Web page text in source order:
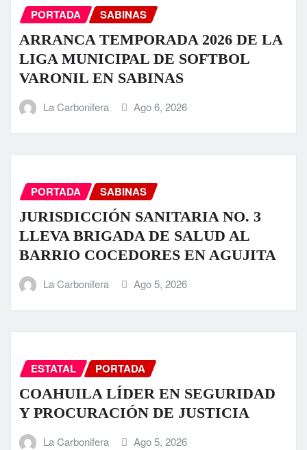
PORTADA SABINAS
ARRANCA TEMPORADA 2026 DE LA
LIGA MUNICIPAL DE SOFTBOL
VARONIL EN SABINAS
La Carbonifera Ago 6, 2026
PORTADA SABINAS
JURISDICCIÓN SANITARIA NO. 3
LLEVA BRIGADA DE SALUD AL
BARRIO COCEDORES EN AGUJITA
La Carbonifera Ago 5, 2026
ESTATAL PORTADA
COAHUILA LÍDER EN SEGURIDAD
Y PROCURACIÓN DE JUSTICIA
La Carbonifera Ago 5, 2026